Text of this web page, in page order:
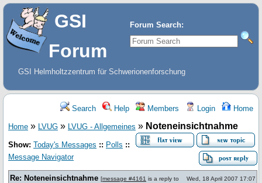
Forum Search:
GSI
Forum
GSI Helmholtzzentrum für Schwerionenforschung
Search Help Members Login Home
Home » LVUG » LVUG - Allgemeines » Noteneinsichtnahme
Show: Today's Messages :: Polls ::
Message Navigator
Re: Noteneinsichtnahme [message #4161 is a reply to
Wed, 18 April 2007 17:07